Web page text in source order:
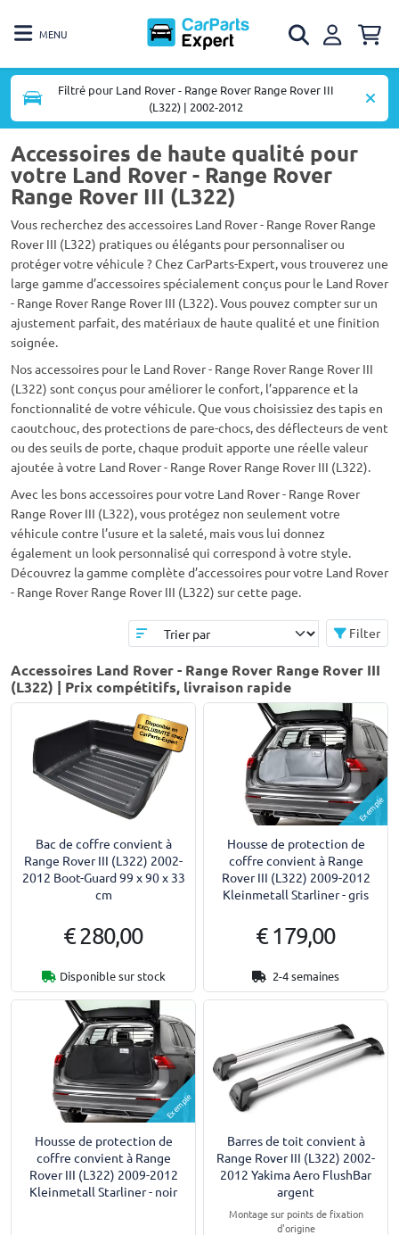
MENU
Filtré pour Land Rover - Range Rover Range Rover III
(L322) | 2002-2012
Accessoires de haute qualité pour
votre Land Rover - Range Rover
Range Rover III (L322)
Vous recherchez des accessoires Land Rover - Range Rover Range
Rover III (L322) pratiques ou élégants pour personnaliser ou
protéger votre véhicule ? Chez CarParts-Expert, vous trouverez une
large gamme d’accessoires spécialement conçus pour le Land Rover
- Range Rover Range Rover III (L322). Vous pouvez compter sur un
ajustement parfait, des matériaux de haute qualité et une finition
soignée.
Nos accessoires pour le Land Rover - Range Rover Range Rover III
(L322) sont conçus pour améliorer le confort, l’apparence et la
fonctionnalité de votre véhicule. Que vous choisissiez des tapis en
caoutchouc, des protections de pare-chocs, des déflecteurs de vent
ou des seuils de porte, chaque produit apporte une réelle valeur
ajoutée à votre Land Rover - Range Rover Range Rover III (L322).
Avec les bons accessoires pour votre Land Rover - Range Rover
Range Rover III (L322), vous protégez non seulement votre
véhicule contre l’usure et la saleté, mais vous lui donnez
également un look personnalisé qui correspond à votre style.
Découvrez la gamme complète d’accessoires pour votre Land Rover
- Range Rover Range Rover III (L322) sur cette page.
Filter
Accessoires Land Rover - Range Rover Range Rover III
(L322) | Prix compétitifs, livraison rapide
Bac de coffre convient à
Range Rover III (L322) 2002-
2012 Boot-Guard 99 x 90 x 33
cm
€ 280,00
Disponible sur stock
Exemple
Housse de protection de
coffre convient à Range
Rover III (L322) 2009-2012
Kleinmetall Starliner - gris
€ 179,00
2-4 semaines
Exemple
Housse de protection de
coffre convient à Range
Rover III (L322) 2009-2012
Kleinmetall Starliner - noir
Barres de toit convient à
Range Rover III (L322) 2002-
2012 Yakima Aero FlushBar
argent
Montage sur points de fixation
d'origine